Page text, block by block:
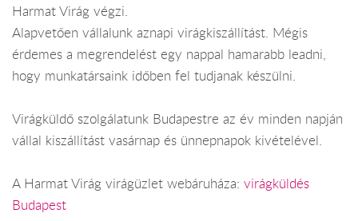
Harmat Virág végzi.
Alapvetően vállalunk aznapi virágkiszállítást. Mégis
érdemes a megrendelést egy nappal hamarabb leadni,
hogy munkatársaink időben fel tudjanak készülni.
Virágküldő szolgálatunk Budapestre az év minden napján
vállal kiszállítást vasárnap és ünnepnapok kivételével.
A Harmat Virág virágüzlet webáruháza: virágküldés
Budapest